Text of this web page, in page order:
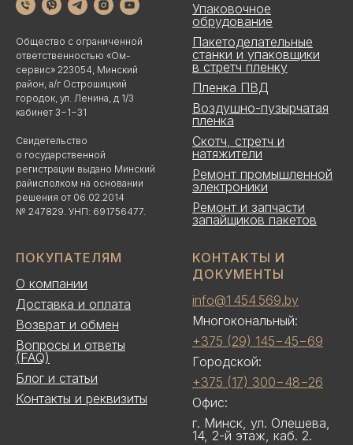
Общество с ограниченной
ответственностью «Ом-
сервис» 223054, Минский
район, а/г Острошицкий
городок, ул. Ленина, д 1/3
кабинет 3−1−31
Свидетельство
о государственной
регистрации выдано Минский
райисполком на основании
решения от 06.02.2014
№ 247829. УНП: 691756477.
Упаковочное
обрудование
Пакетоделательные
станки и упаковщики
в стретч пленку
Пленка ПВД
Воздушно-пузырчатая
пленка
Скотч, стретч и
натяжители
Ремонт промышленной
электроники
Ремонт и запчасти
запайщиков пакетов
ПОКУПАТЕЛЯМ
О компании
Доставка и оплата
Возврат и обмен
Вопросы и ответы
(FAQ)
Блог и статьи
Контакты и реквизиты
КОНТАКТЫ И
ДОКУМЕНТЫ
info@1 454 569.by
Многокональный:
+375 (29) 145−45−69
Городской:
+375 (17) 300−48−26
Офис:
г. Минск, ул. Олешева,
14, 2-й этаж, каб. 2.